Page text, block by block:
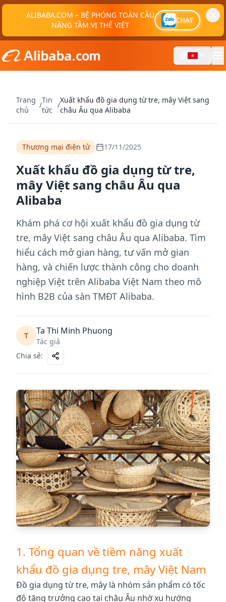
ALIBABA.COM – BỆ PHÓNG TOÀN CẦU
NÂNG TẦM VỊ THẾ VIỆT
CHAT
Trang
chủ
/
Tin
tức
/
Xuất khẩu đồ gia dụng từ tre, mây Việt sang
châu Âu qua Alibaba
Thương mại điện tử 17/11/2025
Xuất khẩu đồ gia dụng từ tre,
mây Việt sang châu Âu qua
Alibaba
Khám phá cơ hội xuất khẩu đồ gia dụng từ
tre, mây Việt sang châu Âu qua Alibaba. Tìm
hiểu cách mở gian hàng, tư vấn mở gian
hàng, và chiến lược thành công cho doanh
nghiệp Việt trên Alibaba Việt Nam theo mô
hình B2B của sàn TMĐT Alibaba.
T Ta Thi Minh Phuong
Tác giả
Chia sẻ:
1. Tổng quan về tiềm năng xuất
khẩu đồ gia dụng tre, mây Việt Nam
Đồ gia dụng từ tre, mây là nhóm sản phẩm có tốc
độ tăng trưởng cao tại châu Âu nhờ xu hướng